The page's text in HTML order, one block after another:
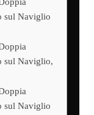
sul Naviglio
sul Naviglio,
sul Naviglio